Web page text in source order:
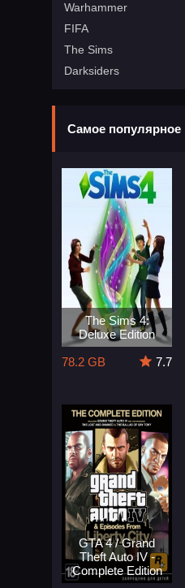
Warhammer
FIFA
The Sims
Darksiders
Самое популярное
The Sims 4:
Deluxe Edition
78.2 GB
7.7
GTA 4 / Grand
Theft Auto IV -
Complete Edition